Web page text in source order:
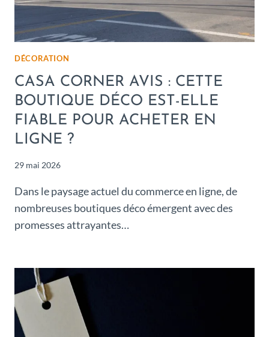
DÉCORATION
CASA CORNER AVIS : CETTE
BOUTIQUE DÉCO EST-ELLE
FIABLE POUR ACHETER EN
LIGNE ?
29 mai 2026
Dans le paysage actuel du commerce en ligne, de
nombreuses boutiques déco émergent avec des
promesses attrayantes…